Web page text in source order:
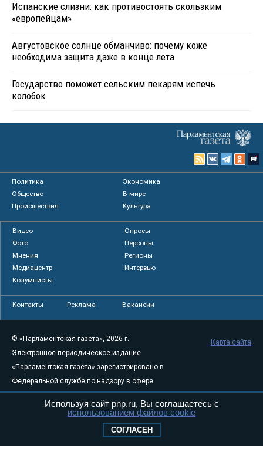
Испанские слизни: как противостоять скользким
«европейцам»
Августовское солнце обманчиво: почему коже
необходима защита даже в конце лета
Государство поможет сельским пекарям испечь
колобок
Политика
Экономика
Общество
В мире
Происшествия
Культура
Видео
Опросы
Фото
Персоны
Мнения
Регионы
Медиацентр
Интервью
Колумнисты
Контакты Реклама Вакансии
© «Парламентская газета», 2026 г.
Электронное периодическое издание
«Парламентская газета» зарегистрировано в
Федеральной службе по надзору в сфере
связи, информационных технологий и
массовых коммуникаций (Роскомнадзор) 05
Свидетельство о регистрации Эл № ФС77-
Карта сайта
Используя сайт pnp.ru, Вы соглашаетесь с
использованием файлов cookie
СОГЛАСЕН